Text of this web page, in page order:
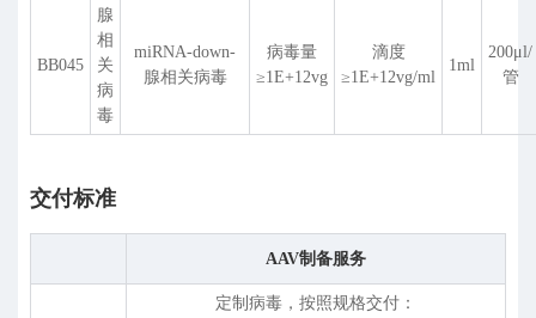
BB045
腺
相
关
病
毒
miRNA-down-
腺相关病毒
病毒量
≥1E+12vg
滴度
≥1E+12vg/ml
1ml
200μl/
管
交付标准
AAV制备服务
定制病毒，按照规格交付：